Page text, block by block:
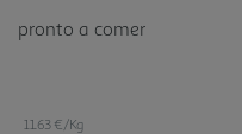
pronto a comer
11.63 €/Kg